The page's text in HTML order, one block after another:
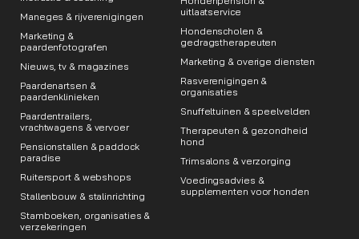
Maneges & rijverenigingen
Marketing &
paardenfotografen
Nieuws, tv & magazines
Paardenartsen &
paardenklinieken
Paardentrailers,
vrachtwagens & vervoer
Pensionstallen & paddock
paradise
Ruitersport & webshops
Stallenbouw & stalinrichting
Stamboeken, organisaties &
verzekeringen
uitlaatservice
Hondenscholen &
gedragstherapeuten
Marketing & overige diensten
Rasverenigingen &
organisaties
Snuffeltuinen & speelvelden
Therapeuten & gezondheid
hond
Trimsalons & verzorging
Voedingsadvies &
supplementen voor honden